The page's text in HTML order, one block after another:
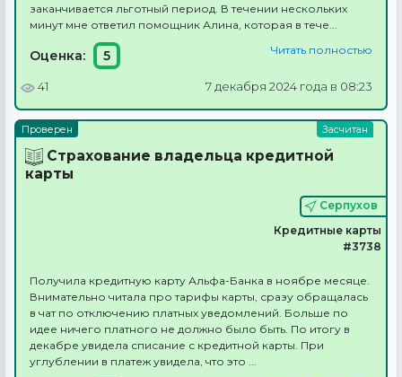
заканчивается льготный период. В течении нескольких
минут мне ответил помощник Алина, которая в тече...
Оценка: 5 Читать полностью
41 7 декабря 2024 года в 08:23
Страхование владельца кредитной
карты
Серпухов
Кредитные карты
#3738
Получила кредитную карту Альфа-Банка в ноябре месяце.
Внимательно читала про тарифы карты, сразу обращалась
в чат по отключению платных уведомлений. Больше по
идее ничего платного не должно было быть. По итогу в
декабре увидела списание с кредитной карты. При
углублении в платеж увидела, что это ...